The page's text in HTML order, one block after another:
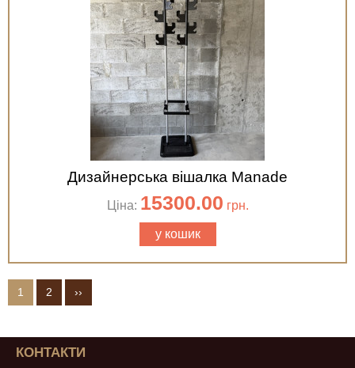
Дизайнерська вішалка Manade
Ціна: 15300.00 грн.
у кошик
1 2 ››
КОНТАКТИ